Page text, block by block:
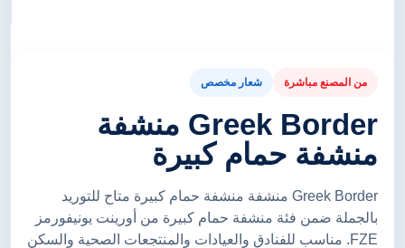
من المصنع مباشرة شعار مخصص
Greek Border منشفة
منشفة حمام كبيرة
Greek Border منشفة منشفة حمام كبيرة متاح للتوريد
بالجملة ضمن فئة منشفة حمام كبيرة من أورينت يونيفورمز
FZE. مناسب للفنادق والعيادات والمنتجعات الصحية والسكن